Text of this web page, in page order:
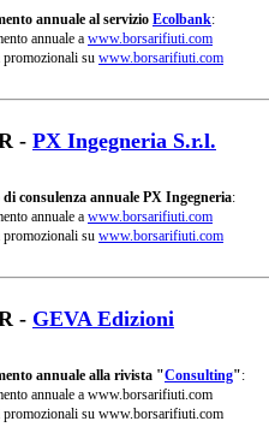
annuale al servizio Ecolbank:
annuale a www.borsarifiuti.com
su www.borsarifiuti.com
- PX Ingegneria S.r.l.
consulenza annuale PX Ingegneria:
annuale a www.borsarifiuti.com
su www.borsarifiuti.com
- GEVA Edizioni
annuale alla rivista "Consulting":
annuale a www.borsarifiuti.com
su www.borsarifiuti.com